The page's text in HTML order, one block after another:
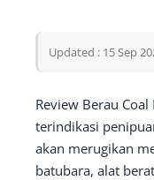
Updated : 15 Sep
Review Berau
terindikasi
akan merugikan
batubara, alat